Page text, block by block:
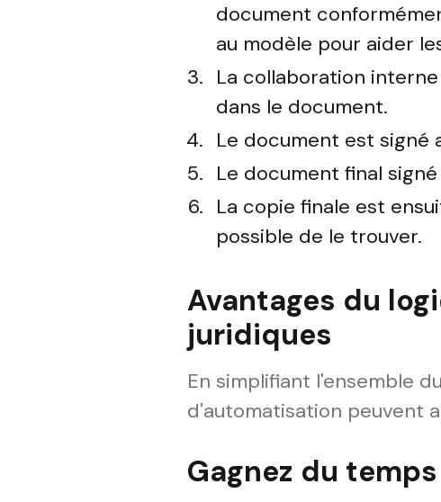
document
au modèle pour aider
La collaboration
dans le document.
Le document est signé
Le document final
La copie finale est
possible de le trouver.
Avantages du
juridiques
En simplifiant l'ensemble
d'automatisation peuvent
Gagnez du temps